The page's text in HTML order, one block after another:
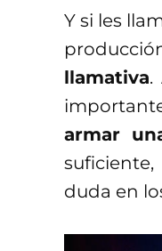
Y si les
llamativa.
armar
duda en